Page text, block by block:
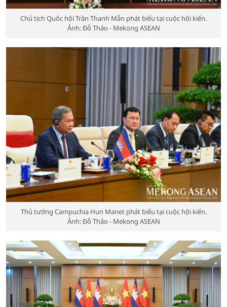
Chủ tịch Quốc hội Trần Thanh Mẫn phát biểu tại cuộc hội kiến.
Ảnh: Đỗ Thảo - Mekong ASEAN
Thủ tướng Campuchia Hun Manet phát biểu tại cuộc hội kiến.
Ảnh: Đỗ Thảo - Mekong ASEAN